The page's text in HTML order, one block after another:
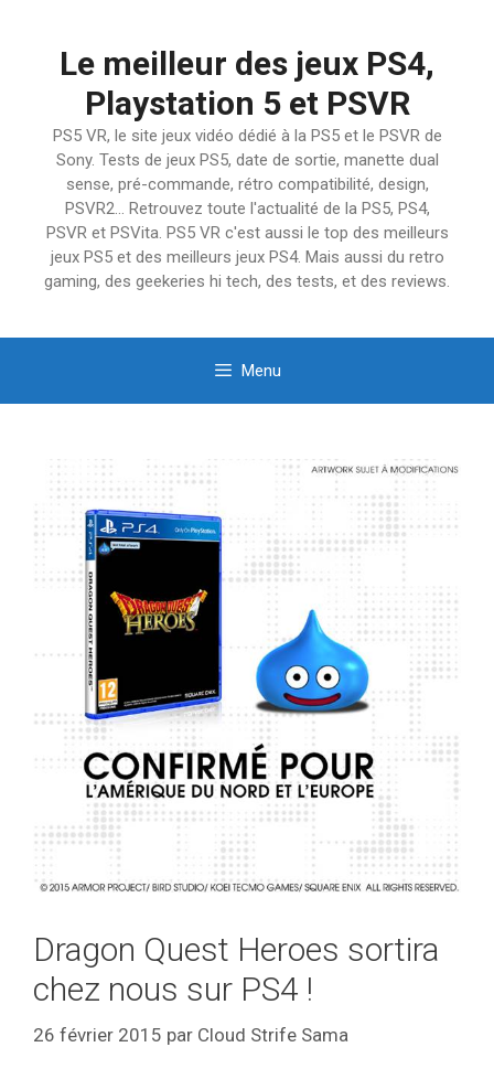
Le meilleur des jeux PS4,
Playstation 5 et PSVR
PS5 VR, le site jeux vidéo dédié à la PS5 et le PSVR de
Sony. Tests de jeux PS5, date de sortie, manette dual
sense, pré-commande, rétro compatibilité, design,
PSVR2… Retrouvez toute l'actualité de la PS5, PS4,
PSVR et PSVita. PS5 VR c'est aussi le top des meilleurs
jeux PS5 et des meilleurs jeux PS4. Mais aussi du retro
gaming, des geekeries hi tech, des tests, et des reviews.
Menu
Dragon Quest Heroes sortira
chez nous sur PS4 !
26 février 2015 par Cloud Strife Sama